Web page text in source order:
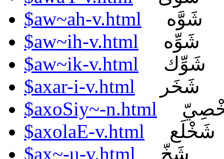
$aw~ah-v.html
شَوَّه
$aw~ih-v.html
شَوِّه
$aw~ik-v.html
شَوِّك
$axar-i-v.html
شَخَر
$axoSiy~-n.html
$axolaE-v.html
شَخْلَع
$ax~-u-v.html
شَخّ